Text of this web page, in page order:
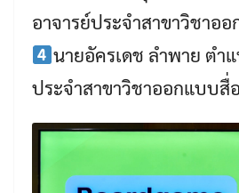
อาจารย์ประจำสาขาวิชาอ
นายอัครเดช ลำพาย ตำ
ประจำสาขาวิชาออกแบบสื่